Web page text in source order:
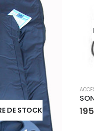
DE STOCK